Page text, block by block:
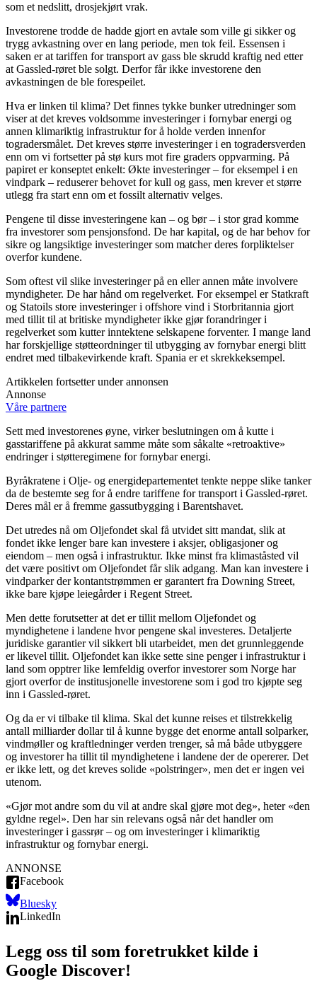
som et nedslitt, drosjekjørt vrak.
Investorene trodde de hadde gjort en avtale som ville gi sikker og
trygg avkastning over en lang periode, men tok feil. Essensen i
saken er at tariffen for transport av gass ble skrudd kraftig ned etter
at Gassled-røret ble solgt. Derfor får ikke investorene den
avkastningen de ble forespeilet.
Hva er linken til klima? Det finnes tykke bunker utredninger som
viser at det kreves voldsomme investeringer i fornybar energi og
annen klimariktig infrastruktur for å holde verden innenfor
togradersmålet. Det kreves større investeringer i en togradersverden
enn om vi fortsetter på stø kurs mot fire graders oppvarming. På
papiret er konseptet enkelt: Økte investeringer – for eksempel i en
vindpark – reduserer behovet for kull og gass, men krever et større
utlegg fra start enn om et fossilt alternativ velges.
Pengene til disse investeringene kan – og bør – i stor grad komme
fra investorer som pensjonsfond. De har kapital, og de har behov for
sikre og langsiktige investeringer som matcher deres forpliktelser
overfor kundene.
Som oftest vil slike investeringer på en eller annen måte involvere
myndigheter. De har hånd om regelverket. For eksempel er Statkraft
og Statoils store investeringer i offshore vind i Storbritannia gjort
med tillit til at britiske myndigheter ikke gjør forandringer i
regelverket som kutter inntektene selskapene forventer. I mange land
har forskjellige støtteordninger til utbygging av fornybar energi blitt
endret med tilbakevirkende kraft. Spania er et skrekkeksempel.
Artikkelen fortsetter under annonsen
Annonse
Våre partnere
Sett med investorenes øyne, virker beslutningen om å kutte i
gasstariffene på akkurat samme måte som såkalte «retroaktive»
endringer i støtteregimene for fornybar energi.
Byråkratene i Olje- og energidepartementet tenkte neppe slike tanker
da de bestemte seg for å endre tariffene for transport i Gassled-røret.
Deres mål er å fremme gassutbygging i Barentshavet.
Det utredes nå om Oljefondet skal få utvidet sitt mandat, slik at
fondet ikke lenger bare kan investere i aksjer, obligasjoner og
eiendom – men også i infrastruktur. Ikke minst fra klimaståsted vil
det være positivt om Oljefondet får slik adgang. Man kan investere i
vindparker der kontantstrømmen er garantert fra Downing Street,
ikke bare kjøpe leiegårder i Regent Street.
Men dette forutsetter at det er tillit mellom Oljefondet og
myndighetene i landene hvor pengene skal investeres. Detaljerte
juridiske garantier vil sikkert bli utarbeidet, men det grunnleggende
er likevel tillit. Oljefondet kan ikke sette sine penger i infrastruktur i
land som opptrer like lemfeldig overfor investorer som Norge har
gjort overfor de institusjonelle investorene som i god tro kjøpte seg
inn i Gassled-røret.
Og da er vi tilbake til klima. Skal det kunne reises et tilstrekkelig
antall milliarder dollar til å kunne bygge det enorme antall solparker,
vindmøller og kraftledninger verden trenger, så må både utbyggere
og investorer ha tillit til myndighetene i landene der de opererer. Det
er ikke lett, og det kreves solide «polstringer», men det er ingen vei
utenom.
«Gjør mot andre som du vil at andre skal gjøre mot deg», heter «den
gyldne regel». Den har sin relevans også når det handler om
investeringer i gassrør – og om investeringer i klimariktig
infrastruktur og fornybar energi.
ANNONSE
Facebook
Bluesky
LinkedIn
Legg oss til som foretrukket kilde i
Google Discover!